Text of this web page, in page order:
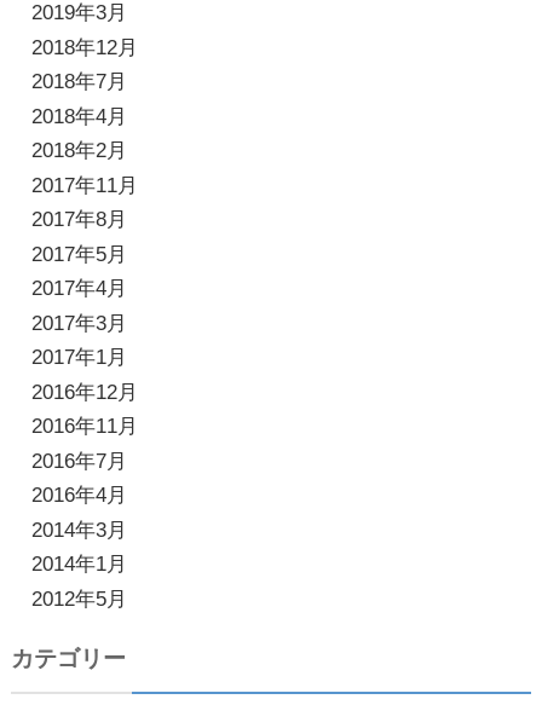
2019年3月
2018年12月
2018年7月
2018年4月
2018年2月
2017年11月
2017年8月
2017年5月
2017年4月
2017年3月
2017年1月
2016年12月
2016年11月
2016年7月
2016年4月
2014年3月
2014年1月
2012年5月
カテゴリー